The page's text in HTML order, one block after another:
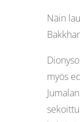
Näin
myös